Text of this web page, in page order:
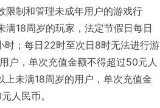
限制和管理未成年用户的游戏行
18周岁的玩家，法定节假日每日
时；每日22时至次日8时无法进行游
户，单次充值金额不得超过50元人
未满18周岁的用户，单次充值金
人民币。